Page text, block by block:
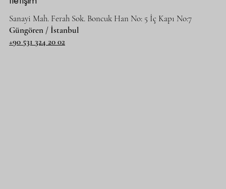
Sanayi Mah. Ferah Sok. Boncuk Han No: 5 İç Kapı No:7
Güngören / İstanbul
+90 531 324 20 02